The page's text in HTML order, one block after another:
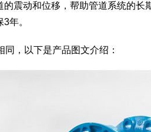
震动和位移，帮助管道系统的长
年。
，以下是产品图文介绍：